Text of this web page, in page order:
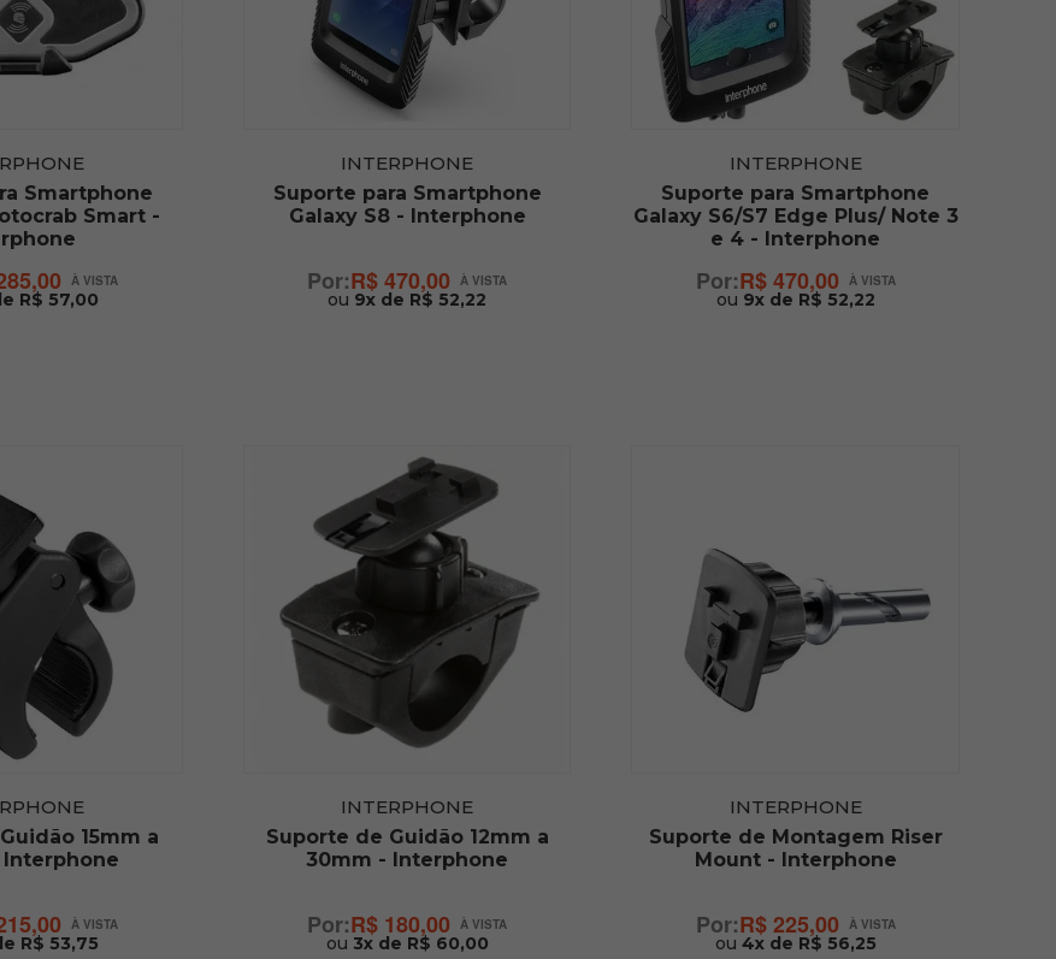
Smartphone
Smart -
R$ 57,00
INTERPHONE
Suporte para Smartphone
Galaxy S8 - Interphone
R$ 470,00
ou 9x de R$ 52,22
INTERPHONE
Suporte para Smartphone
Galaxy S6/S7 Edge Plus/ Note 3
e 4 - Interphone
R$ 470,00
ou 9x de R$ 52,22
15mm a
R$ 53,75
INTERPHONE
Suporte de Guidão 12mm a
30mm - Interphone
R$ 180,00
ou 3x de R$ 60,00
INTERPHONE
Suporte de Montagem Riser
Mount - Interphone
R$ 225,00
ou 4x de R$ 56,25